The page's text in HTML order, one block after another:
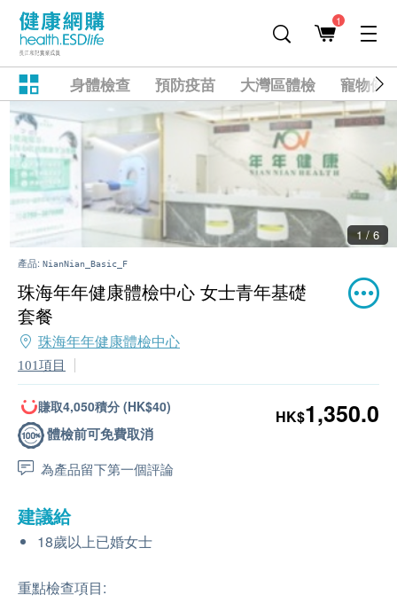
1
身體檢查 預防疫苗 大灣區體檢 寵物健
2 / 6
產品: NianNian_Basic_F
珠海年年健康體檢中心 女士青年基礎
套餐
珠海年年健康體檢中心
101項目
賺取4,050積分 (HK$40)
體檢前可免費取消
為產品留下第一個評論
HK$1,350.0
建議給
18歲以上已婚女士
重點檢查項目: